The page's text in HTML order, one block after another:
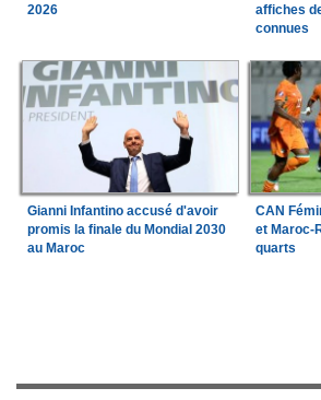
2026
affiches
connues
Gianni Infantino accusé d'avoir
promis la finale du Mondial 2030
au Maroc
CAN
et Maroc-
quarts